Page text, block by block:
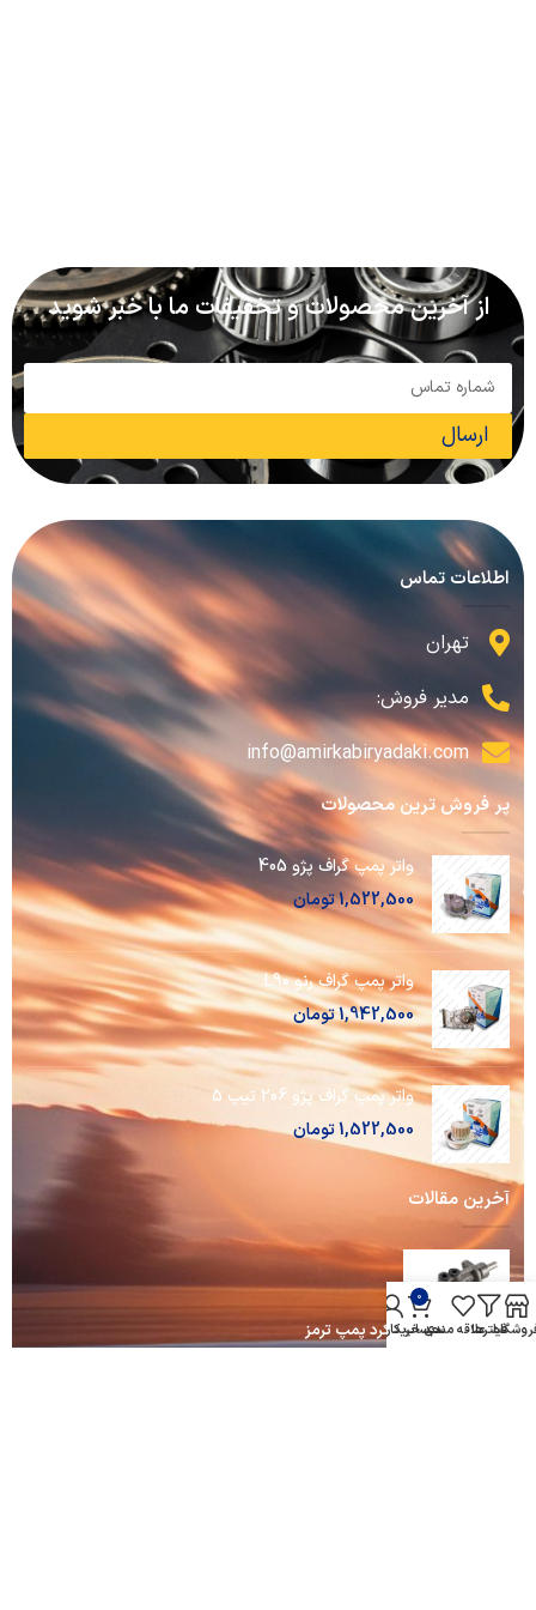
از آخرین محصولات و تخفیفات ما با خبر شوید
ارسال
اطلاعات تماس
تهران
مدیر فروش:
info@amirkabiryadaki.com
پر فروش ترین محصولات
واتر پمپ گراف پژو 405
1,522,500تومان
واتر پمپ گراف رنو L90
1,942,500تومان
واتر پمپ گراف پژو 206 تیپ 5
1,522,500تومان
آخرین مقالات
آشنایی با نحوه عملکرد پمپ ترمز
فیلترهاعلاقه مندی
0
سبد خرید
حساب کاربری من